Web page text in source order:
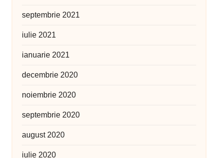
septembrie 2021
iulie 2021
ianuarie 2021
decembrie 2020
noiembrie 2020
septembrie 2020
august 2020
iulie 2020